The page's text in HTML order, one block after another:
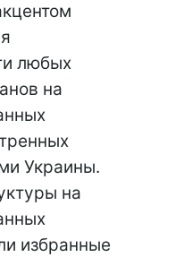
любых
на
Украины.
на
избранные